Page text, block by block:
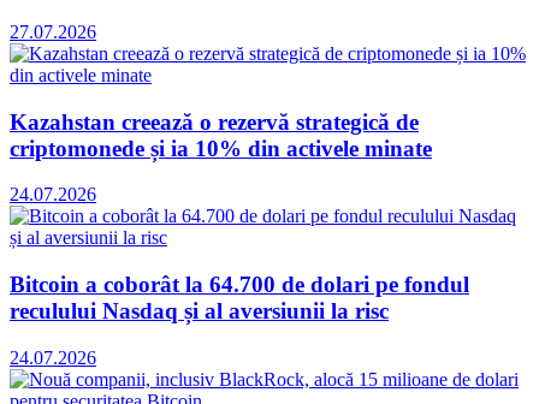
27.07.2026
Kazahstan creează o rezervă strategică de
criptomonede și ia 10% din activele minate
24.07.2026
Bitcoin a coborât la 64.700 de dolari pe fondul
reculului Nasdaq și al aversiunii la risc
24.07.2026